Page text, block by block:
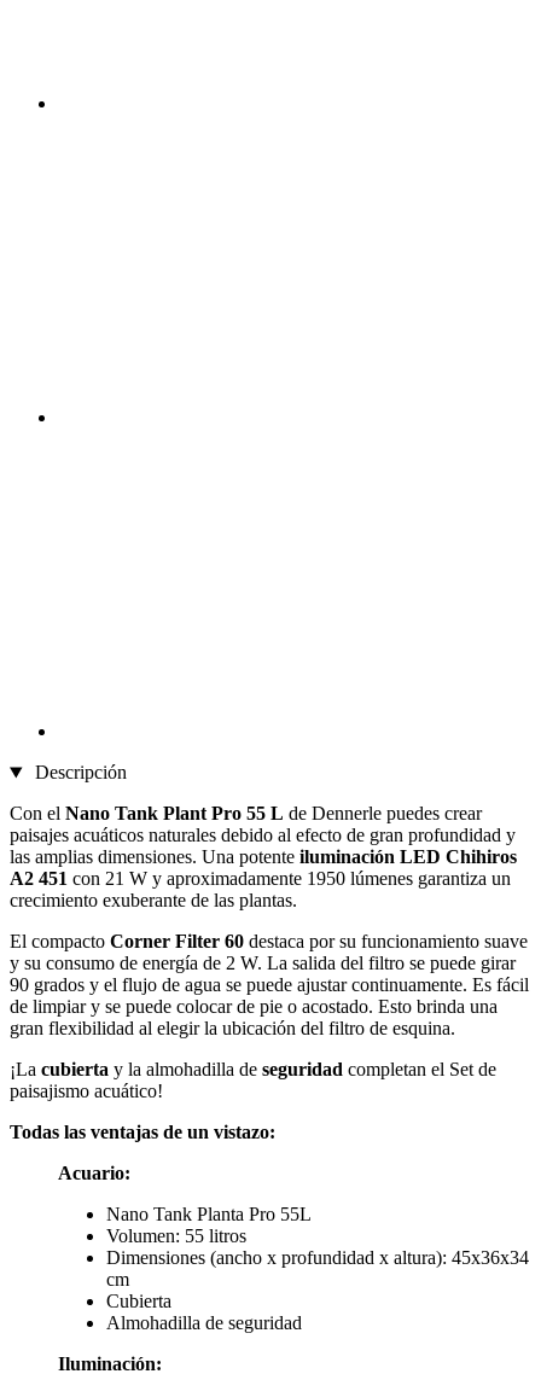
Descripción
Con el Nano Tank Plant Pro 55 L de Dennerle puedes crear
paisajes acuáticos naturales debido al efecto de gran profundidad y
las amplias dimensiones. Una potente iluminación LED Chihiros
A2 451 con 21 W y aproximadamente 1950 lúmenes garantiza un
crecimiento exuberante de las plantas.
El compacto Corner Filter 60 destaca por su funcionamiento suave
y su consumo de energía de 2 W. La salida del filtro se puede girar
90 grados y el flujo de agua se puede ajustar continuamente. Es fácil
de limpiar y se puede colocar de pie o acostado. Esto brinda una
gran flexibilidad al elegir la ubicación del filtro de esquina.
¡La cubierta y la almohadilla de seguridad completan el Set de
paisajismo acuático!
Todas las ventajas de un vistazo:
Acuario:
Nano Tank Planta Pro 55L
Volumen: 55 litros
Dimensiones (ancho x profundidad x altura): 45x36x34
cm
Cubierta
Almohadilla de seguridad
Iluminación: